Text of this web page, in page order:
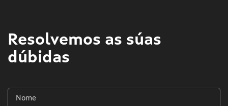
Resolvemos as súas
dúbidas
Nome